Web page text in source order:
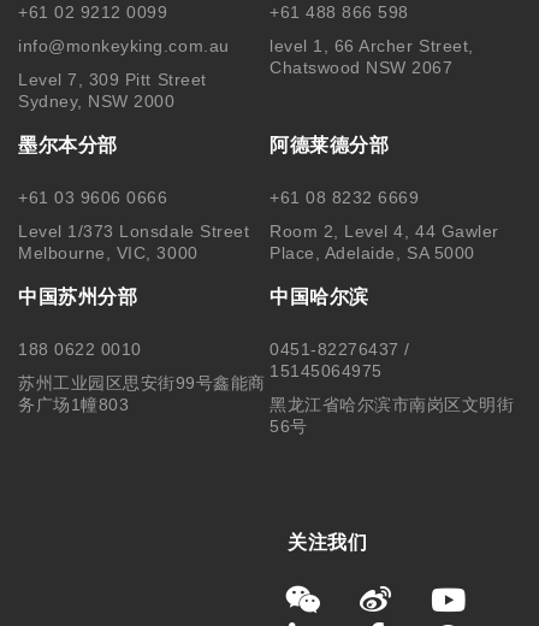
+61 02 9212 0099
info@monkeyking.com.au
Level 7, 309 Pitt Street
Sydney, NSW 2000
+61 488 866 598
level 1, 66 Archer Street,
Chatswood NSW 2067
墨尔本分部
+61 03 9606 0666
Level 1/373 Lonsdale Street
Melbourne, VIC, 3000
阿德莱德分部
+61 08 8232 6669
Room 2, Level 4, 44 Gawler
Place, Adelaide, SA 5000
中国苏州分部
188 0622 0010
苏州工业园区思安街99号鑫能商
务广场1幢803
中国哈尔滨
0451-82276437 /
15145064975
黑龙江省哈尔滨市南岗区文明街
56号
关注我们